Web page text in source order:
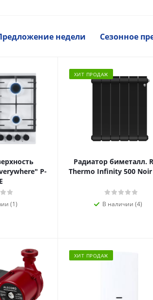
недели Сезонное
P-
(1)
ХИТ ПРОДАЖ
Радиатор биметалл.
Thermo Infinity 500 Noir
В наличии (4)
ХИТ ПРОДАЖ